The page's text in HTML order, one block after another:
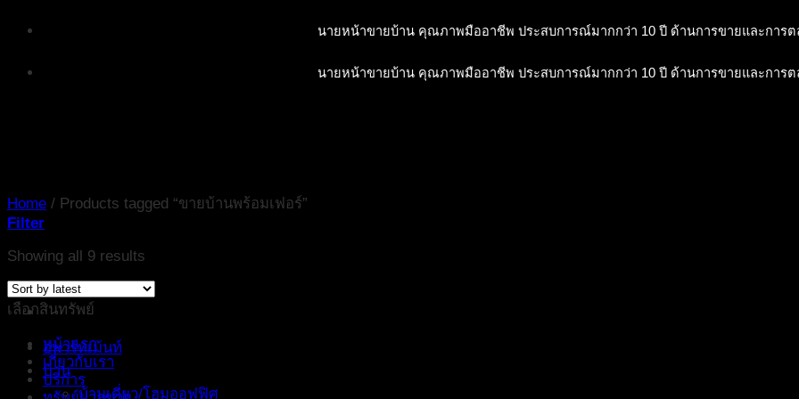
Skip
นายหน้าขายบ้าน คุณภาพมืออาชีพ ประสบการณ์มากกว่า 10 ปี ด้านการขายและการต
นายหน้าขายบ้าน คุณภาพมืออาชีพ ประสบการณ์มากกว่า 10 ปี ด้านการขายและการต
หน้าแรก
เกี่ยวกับเรา
บริการ
Home / Products tagged “ขายบ้านพร้อมเฟอร์”
Filter
Showing all 9 results
เลือกสินทรัพย์
อพาร์ทเม้นท์
บ้าน
บ้านเดี่ยว/โฮมออฟฟิศ